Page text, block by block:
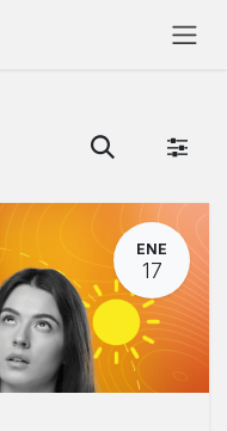
ENE
17